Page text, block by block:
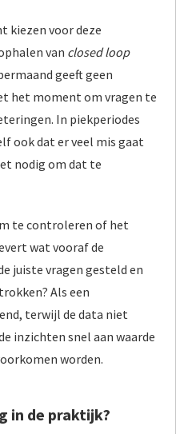
kiezen voor deze
van closed loop
geeft geen
het moment om vragen te
In piekperiodes
ook dat er veel mis gaat
nodig om dat te
te controleren of het
wat vooraf de
juiste vragen gesteld en
Als een
terwijl de data niet
inzichten snel aan waarde
worden.
in de praktijk?